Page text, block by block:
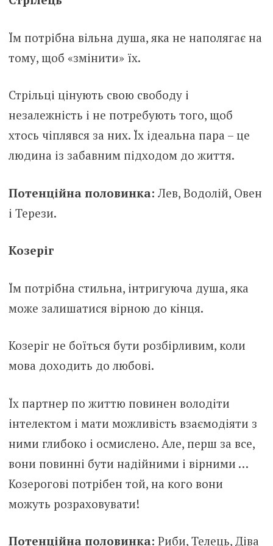
Їм потрібна вільна душа, яка не наполягає на
тому, щоб «змінити» їх.
Стрільці цінують свою свободу і
незалежність і не потребують того, щоб
хтось чіплявся за них. Їх ідеальна пара – це
людина із забавним підходом до життя.
Потенційна половинка: Лев, Водолій, Овен
і Терези.
Козеріг
Їм потрібна стильна, інтригуюча душа, яка
може залишатися вірною до кінця.
Козеріг не боїться бути розбірливим, коли
мова доходить до любові.
Їх партнер по життю повинен володіти
інтелектом і мати можливість взаємодіяти з
ними глибоко і осмислено. Але, перш за все,
вони повинні бути надійними і вірними …
Козерогові потрібен той, на кого вони
можуть розраховувати!
Потенційна половинка: Риби, Телець, Діва